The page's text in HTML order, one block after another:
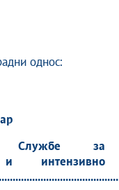
однос:
Службе за
и интензивно